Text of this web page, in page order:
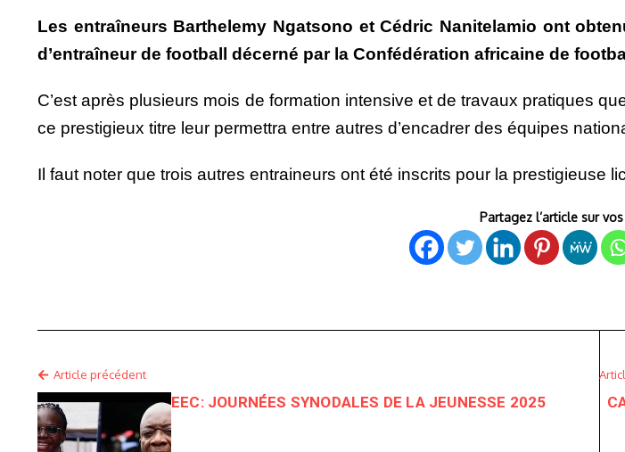
Les entraîneurs Barthelemy Ngatsono et Cédric Nanitelamio ont
d’entraîneur de football décerné par la Confédération africaine de
C’est après plusieurs mois de formation intensive et de travaux pratiques
ce prestigieux titre leur permettra entre autres d’encadrer des équipes
Il faut noter que trois autres entraineurs ont été inscrits pour la prestigieuse
Partagez l’article sur
Article précédent
EEC: JOURNÉES SYNODALES DE LA JEUNESSE 2025